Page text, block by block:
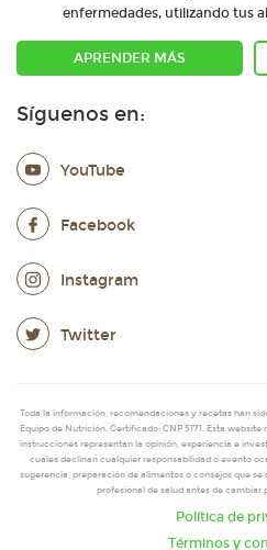
enfermedades, utilizando tus
APRENDER MÁS
Síguenos en:
YouTube
Facebook
Instagram
Twitter
Toda la información, recomendaciones y recetas han
Equipo de Nutrición. Certificado: CNP 5171. Esta
instrucciones representan la opinión, experiencia e
cuales declinan cualquier responsabilidad o evento
sugerencia, preparación de alimentos o consejos que
profesional de salud antes de cambiar
Política de
Términos y